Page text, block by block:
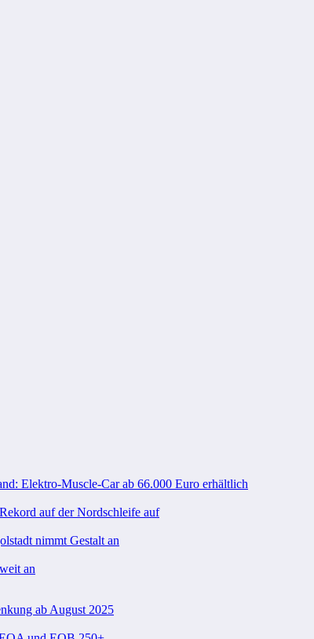
Elektro-Muscle-Car ab 66.000 Euro erhältlich
auf der Nordschleife auf
nimmt Gestalt an
an
ab August 2025